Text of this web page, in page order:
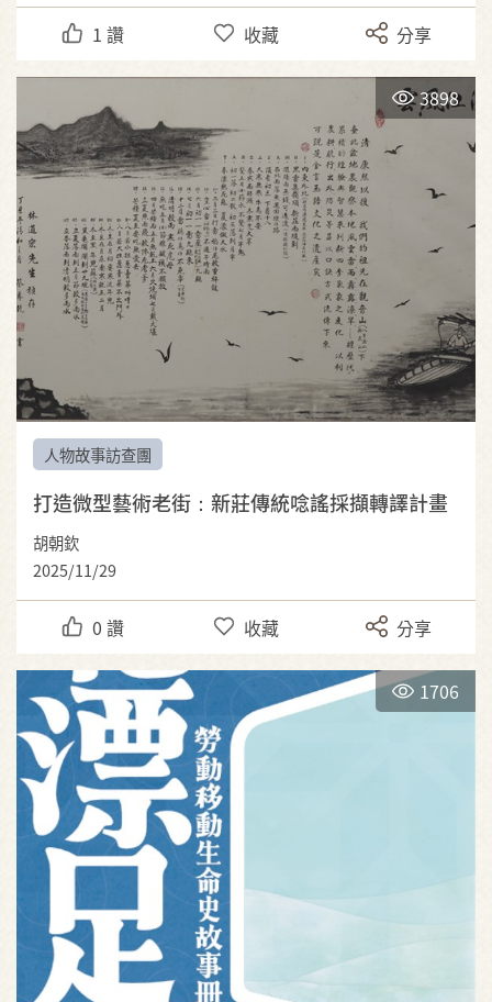
1 讚 收藏 分享
3898
人物故事訪查團
打造微型藝術老街：新莊傳統唸謠採擷轉譯計畫
胡朝欽
2025/11/29
0 讚 收藏 分享
1706